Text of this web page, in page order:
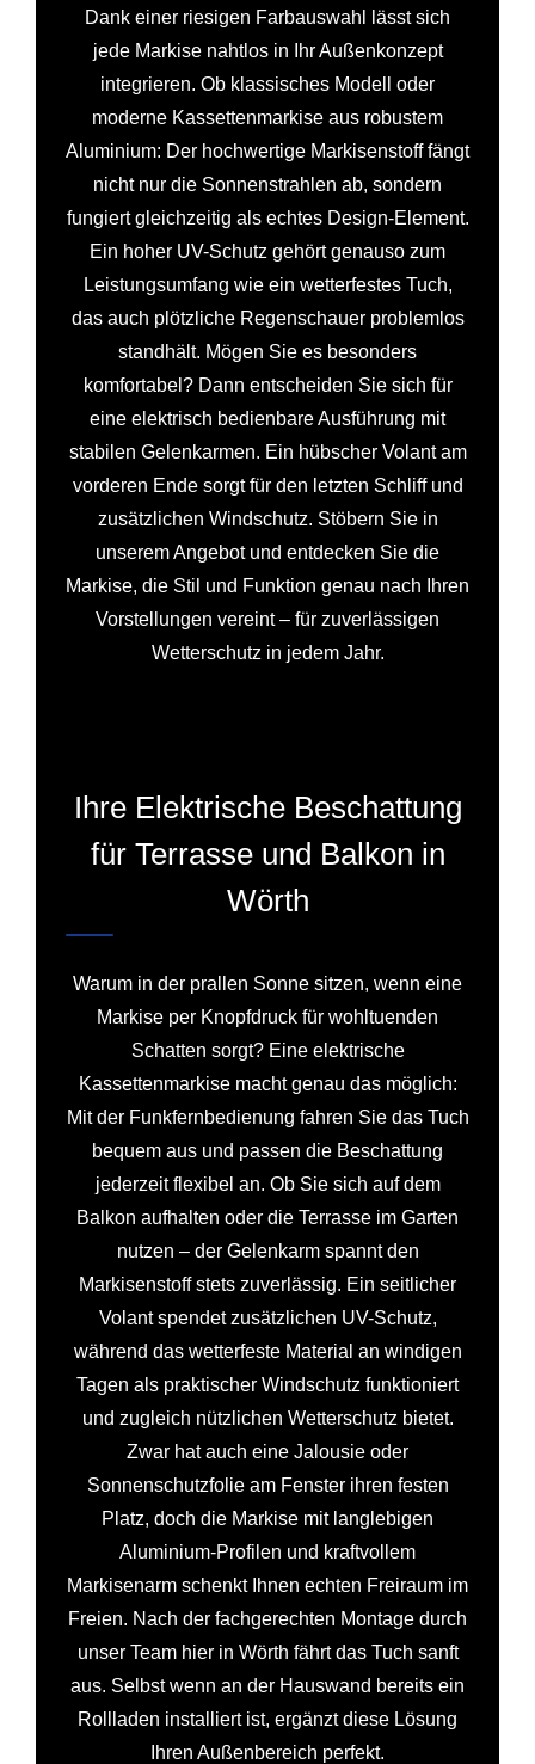
Dank einer riesigen Farbauswahl lässt sich
jede Markise nahtlos in Ihr Außenkonzept
integrieren. Ob klassisches Modell oder
moderne Kassettenmarkise aus robustem
Aluminium: Der hochwertige Markisenstoff fängt
nicht nur die Sonnenstrahlen ab, sondern
fungiert gleichzeitig als echtes Design-Element.
Ein hoher UV-Schutz gehört genauso zum
Leistungsumfang wie ein wetterfestes Tuch,
das auch plötzliche Regenschauer problemlos
standhält. Mögen Sie es besonders
komfortabel? Dann entscheiden Sie sich für
eine elektrisch bedienbare Ausführung mit
stabilen Gelenkarmen. Ein hübscher Volant am
vorderen Ende sorgt für den letzten Schliff und
zusätzlichen Windschutz. Stöbern Sie in
unserem Angebot und entdecken Sie die
Markise, die Stil und Funktion genau nach Ihren
Vorstellungen vereint – für zuverlässigen
Wetterschutz in jedem Jahr.
Ihre Elektrische Beschattung
für Terrasse und Balkon in
Wörth
Warum in der prallen Sonne sitzen, wenn eine
Markise per Knopfdruck für wohltuenden
Schatten sorgt? Eine elektrische
Kassettenmarkise macht genau das möglich:
Mit der Funkfernbedienung fahren Sie das Tuch
bequem aus und passen die Beschattung
jederzeit flexibel an. Ob Sie sich auf dem
Balkon aufhalten oder die Terrasse im Garten
nutzen – der Gelenkarm spannt den
Markisenstoff stets zuverlässig. Ein seitlicher
Volant spendet zusätzlichen UV-Schutz,
während das wetterfeste Material an windigen
Tagen als praktischer Windschutz funktioniert
und zugleich nützlichen Wetterschutz bietet.
Zwar hat auch eine Jalousie oder
Sonnenschutzfolie am Fenster ihren festen
Platz, doch die Markise mit langlebigen
Aluminium-Profilen und kraftvollem
Markisenarm schenkt Ihnen echten Freiraum im
Freien. Nach der fachgerechten Montage durch
unser Team hier in Wörth fährt das Tuch sanft
aus. Selbst wenn an der Hauswand bereits ein
Rollladen installiert ist, ergänzt diese Lösung
Ihren Außenbereich perfekt.